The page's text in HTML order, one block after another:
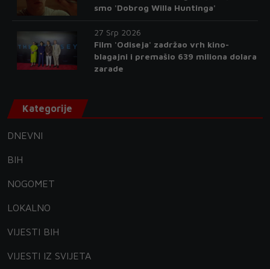
smo 'Dobrog Willa Huntinga'
27 Srp 2026
Film 'Odiseja' zadržao vrh kino-
blagajni i premašio 639 miliona dolara
zarade
Kategorije
DNEVNI
BIH
NOGOMET
LOKALNO
VIJESTI BIH
VIJESTI IZ SVIJETA